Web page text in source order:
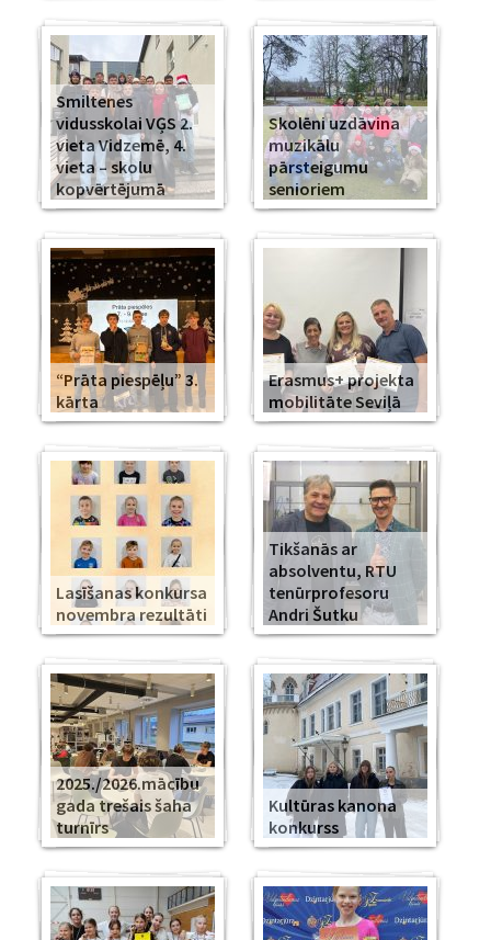
Smiltenes
vidusskolai VĢS 2.
vieta Vidzemē, 4.
vieta – skolu
kopvērtējumā
Skolēni uzdāvina
muzikālu
pārsteigumu
senioriem
“Prāta piespēļu” 3.
kārta
Erasmus+ projekta
mobilitāte Seviļā
Lasīšanas konkursa
novembra rezultāti
Tikšanās ar
absolventu, RTU
tenūrprofesoru
Andri Šutku
2025./2026.mācību
gada trešais šaha
turnīrs
Kultūras kanona
konkurss